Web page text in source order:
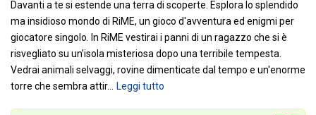
Davanti a te si estende una terra di scoperte. Esplora lo splendido
ma insidioso mondo di RiME, un gioco d'avventura ed enigmi per
giocatore singolo. In RiME vestirai i panni di un ragazzo che si è
risvegliato su un'isola misteriosa dopo una terribile tempesta.
Vedrai animali selvaggi, rovine dimenticate dal tempo e un'enorme
torre che sembra attir… Leggi tutto